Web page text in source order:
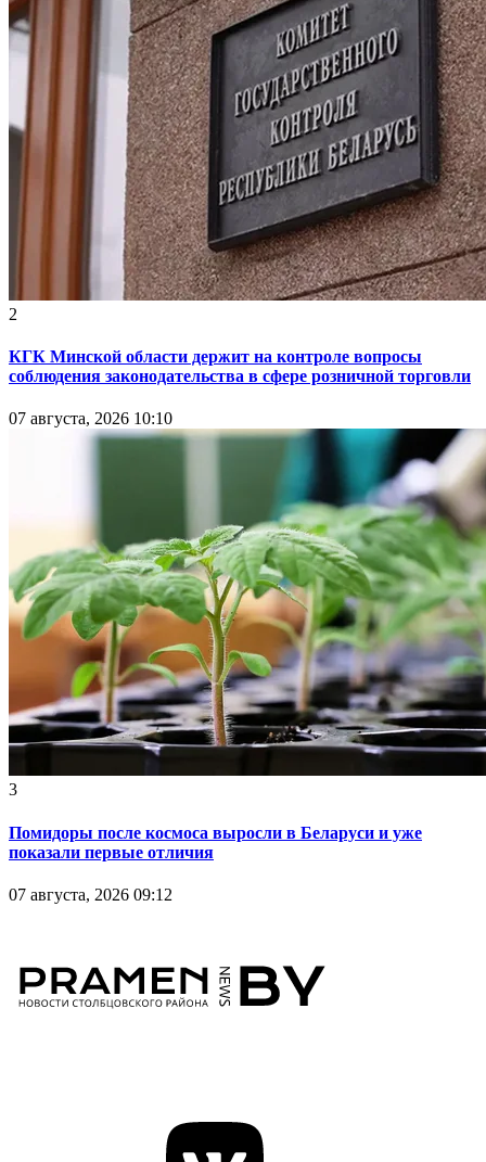
2
КГК Минской области держит на контроле вопросы
соблюдения законодательства в сфере розничной торговли
07 августа, 2026 10:10
3
Помидоры после космоса выросли в Беларуси и уже
показали первые отличия
07 августа, 2026 09:12